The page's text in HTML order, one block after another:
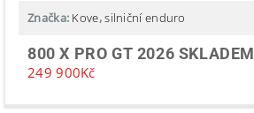
Značka: Kove,silniční enduro
800 X PRO GT 2026 SKLADEM
249 900Kč